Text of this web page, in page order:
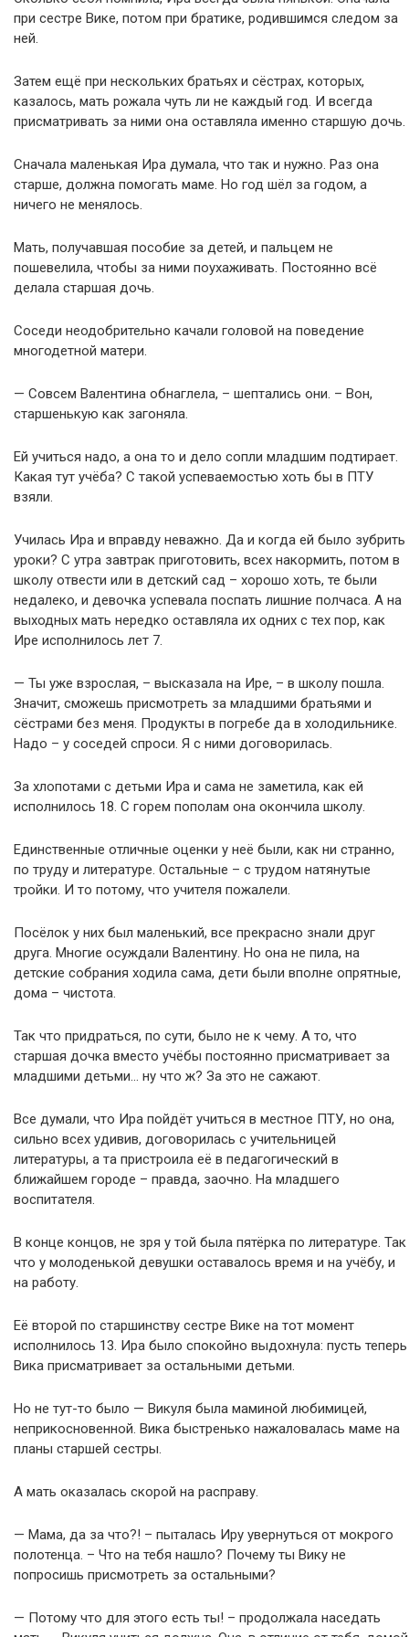
при сестре Вике, потом при братике, родившимся следом за
ней.
Затем ещё при нескольких братьях и сёстрах, которых,
казалось, мать рожала чуть ли не каждый год. И всегда
присматривать за ними она оставляла именно старшую дочь.
Сначала маленькая Ира думала, что так и нужно. Раз она
старше, должна помогать маме. Но год шёл за годом, а
ничего не менялось.
Мать, получавшая пособие за детей, и пальцем не
пошевелила, чтобы за ними поухаживать. Постоянно всё
делала старшая дочь.
Соседи неодобрительно качали головой на поведение
многодетной матери.
— Совсем Валентина обнаглела, – шептались они. – Вон,
старшенькую как загоняла.
Ей учиться надо, а она то и дело сопли младшим подтирает.
Какая тут учёба? С такой успеваемостью хоть бы в ПТУ
взяли.
Училась Ира и вправду неважно. Да и когда ей было зубрить
уроки? С утра завтрак приготовить, всех накормить, потом в
школу отвести или в детский сад – хорошо хоть, те были
недалеко, и девочка успевала поспать лишние полчаса. А на
выходных мать нередко оставляла их одних с тех пор, как
Ире исполнилось лет 7.
— Ты уже взрослая, – высказала на Ире, – в школу пошла.
Значит, сможешь присмотреть за младшими братьями и
сёстрами без меня. Продукты в погребе да в холодильнике.
Надо – у соседей спроси. Я с ними договорилась.
За хлопотами с детьми Ира и сама не заметила, как ей
исполнилось 18. С горем пополам она окончила школу.
Единственные отличные оценки у неё были, как ни странно,
по труду и литературе. Остальные – с трудом натянутые
тройки. И то потому, что учителя пожалели.
Посёлок у них был маленький, все прекрасно знали друг
друга. Многие осуждали Валентину. Но она не пила, на
детские собрания ходила сама, дети были вполне опрятные,
дома – чистота.
Так что придраться, по сути, было не к чему. А то, что
старшая дочка вместо учёбы постоянно присматривает за
младшими детьми… ну что ж? За это не сажают.
Все думали, что Ира пойдёт учиться в местное ПТУ, но она,
сильно всех удивив, договорилась с учительницей
литературы, а та пристроила её в педагогический в
ближайшем городе – правда, заочно. На младшего
воспитателя.
В конце концов, не зря у той была пятёрка по литературе. Так
что у молоденькой девушки оставалось время и на учёбу, и
на работу.
Её второй по старшинству сестре Вике на тот момент
исполнилось 13. Ира было спокойно выдохнула: пусть теперь
Вика присматривает за остальными детьми.
Но не тут-то было — Викуля была маминой любимицей,
неприкосновенной. Вика быстренько нажаловалась маме на
планы старшей сестры.
А мать оказалась скорой на расправу.
— Мама, да за что?! – пыталась Иру увернуться от мокрого
полотенца. – Что на тебя нашло? Почему ты Вику не
попросишь присмотреть за остальными?
— Потому что для этого есть ты! – продолжала наседать